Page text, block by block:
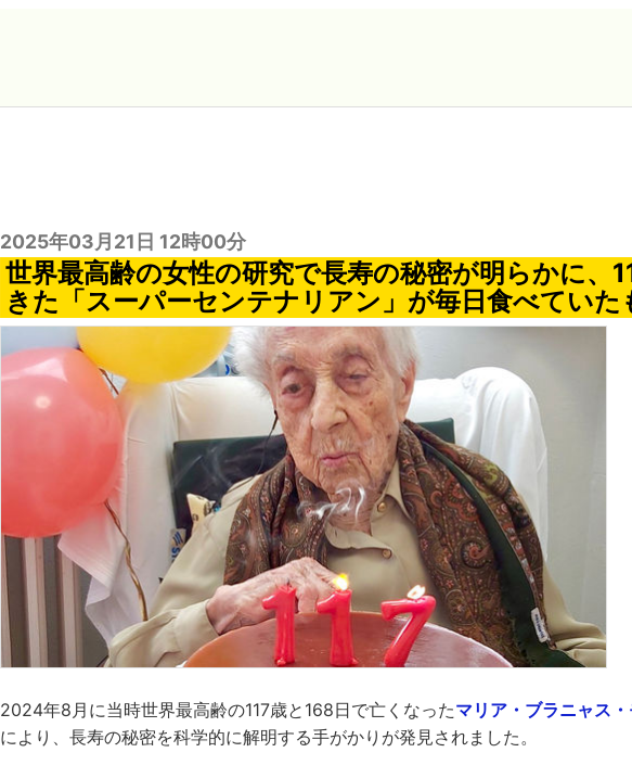
2025年03月21日 12時00分
世界最高齢の女性の研究で長寿の秘密が明らかに、
きた「スーパーセンテナリアン」が毎日食べていた
2024年8月に当時世界最高齢の117歳と168日で亡くなったマリア・ブラニャス
により、長寿の秘密を科学的に解明する手がかりが発見されました。